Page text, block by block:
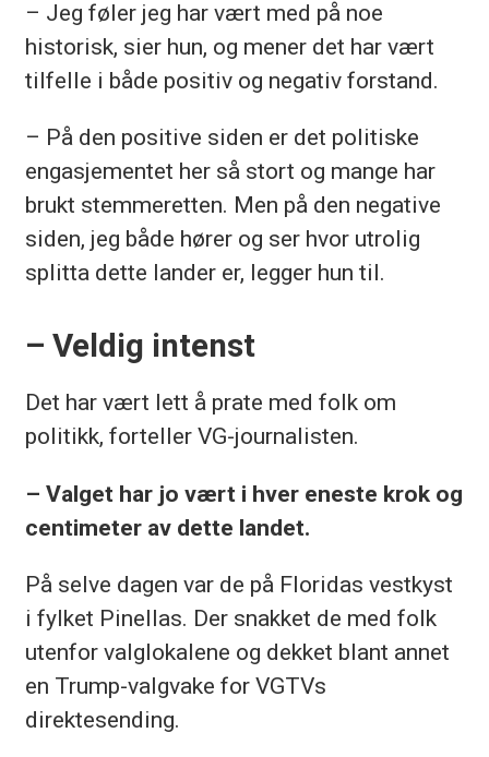
– Jeg føler jeg har vært med på noe
historisk, sier hun, og mener det har vært
tilfelle i både positiv og negativ forstand.
– På den positive siden er det politiske
engasjementet her så stort og mange har
brukt stemmeretten. Men på den negative
siden, jeg både hører og ser hvor utrolig
splitta dette lander er, legger hun til.
– Veldig intenst
Det har vært lett å prate med folk om
politikk, forteller VG-journalisten.
– Valget har jo vært i hver eneste krok og
centimeter av dette landet.
På selve dagen var de på Floridas vestkyst
i fylket Pinellas. Der snakket de med folk
utenfor valglokalene og dekket blant annet
en Trump-valgvake for VGTVs
direktesending.